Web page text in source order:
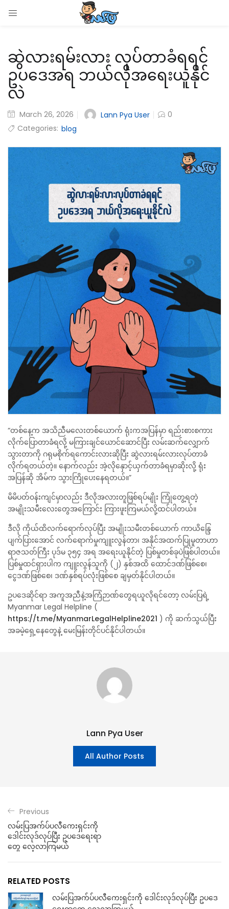
ဆွဲလားရမ်းလား လုပ်တာခံရရင်
ဥပဒေအရ ဘယ်လိုအရေးယူနိုင်
လဲ
March 26, 2026 Lann Pya User
0
Categories: blog
“တစ်နေ့က အသိညီမလေးတစ်ယောက် ရုံးကအပြန်မှာ ရည်းစားစကား
လိုက်ပြောတာခံရလို့ မကြားချင်ယောင်ဆောင်ပြီး လမ်းဆက်လျှောက်
သွားတာကို ဂရုမစိုက်ရကောင်းလားဆိုပြီး ဆွဲလားရမ်းလားလုပ်တာခံ
လိုက်ရတယ်တဲ့။ နောက်လည်း အဲ့လိုနှောင့်ယှက်တာခံရမှာဆိုးလို့ ရုံး
အပြန်ဆို အိမ်က သွားကြိုပေးနေရတယ်။”
မိမိပတ်၀န်းကျင်မှာလည်း ဒီလိုအလားတူဖြစ်ရပ်မျိုး ကြုံတွေ့ရတဲ့
အမျိုးသမီးလေးတွေအကြောင်း ကြားဖူးကြမယ်လို့ထင်ပါတယ်။
ဒီလို ကိုယ်ထိလက်ရောက်လုပ်ပြီး အမျိုးသမီးတစ်ယောက် ကာယိန္ဒြေ
ပျက်ပြားအောင် လက်ရောက်မှုကျူးလွန်တာ၊ အနိုင်အထက်ပြုမူတာဟာ
ရာဇသတ်ကြီး ပုဒ်မ ၃၅၄ အရ အရေးယူနိုင်တဲ့ ပြစ်မှုတစ်ခုပဲဖြစ်ပါတယ်။
ပြစ်မှုထင်ရှားပါက ကျူးလွန်သူကို (၂) နှစ်အထိ ထောင်ဒဏ်ဖြစ်စေ၊
ငွေဒဏ်ဖြစ်စေ၊ ဒဏ်နှစ်ရပ်လုံးဖြစ်စေ ချမှတ်နိုင်ပါတယ်။
ဥပဒေဆိုင်ရာ အကူအညီနဲ့အကြံဉာဏ်တွေရယူလိုရင်တော့ လမ်းပြရဲ့
Myanmar Legal Helpline (
https://t.me/MyanmarLegalHelpline2021 ) ကို ဆက်သွယ်ပြီး
အခမဲ့ရှေ့နေတွေနဲ့ မေးမြန်းတိုင်ပင်နိုင်ပါတယ်။
Lann Pya User
All Author Posts
Previous
လမ်းပြအက်ပ်ပလီကေးရှင်းကို
ဒေါင်းလုဒ်လုပ်ပြီး ဥပဒေရေးရာ
တွေ လေ့လာကြမယ်
RELATED POSTS
လမ်းပြအက်ပ်ပလီကေးရှင်းကို ဒေါင်းလုဒ်လုပ်ပြီး ဥပဒေ
Enter your username and password to login.
Remember me
Login
Lost password?